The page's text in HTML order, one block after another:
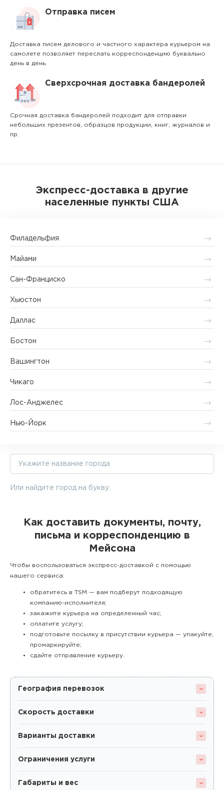
Отправка писем
Доставка писем делового и частного характера курьером на
самолете позволяет переслать корреспонденцию буквально
день в день.
Сверхсрочная доставка бандеролей
Срочная доставка бандеролей подходит для отправки
небольших презентов, образцов продукции, книг, журналов и
пр.
Экспресс-доставка в другие
населенные пункты США
Филадельфия
Майами
Сан-Франциско
Хьюстон
Даллас
Бостон
Вашингтон
Чикаго
Лос-Анджелес
Нью-Йорк
Или найдите город на букву:
Как доставить документы, почту,
письма и корреспонденцию в
Мейсона
Чтобы воспользоваться экспресс-доставкой с помощью
нашего сервиса:
обратитесь в TSM — вам подберут подходящую
компанию-исполнителя;
закажите курьера на определенный час;
оплатите услугу;
подготовьте посылку в присутствии курьера — упакуйте,
промаркируйте;
сдайте отправление курьеру.
География перевозок
Скорость доставки
Варианты доставки
Ограничения услуги
Габариты и вес